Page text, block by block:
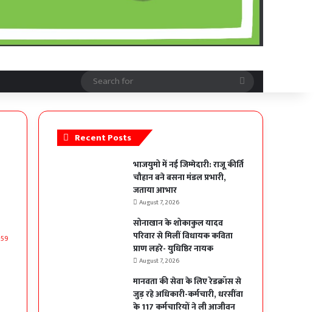
Search
59
Recent Posts
भाजयुमो में नई जिम्मेदारी: राजू कीर्ति
चौहान बने बसना मंडल प्रभारी,
जताया आभार
August 7, 2026
सोनाखान के शोकाकुल यादव
परिवार से मिलीं विधायक कविता
प्राण लहरे- युधिष्ठिर नायक
August 7, 2026
मानवता की सेवा के लिए रेडक्रॉस से
जुड़ रहे अधिकारी-कर्मचारी, धरसींवा
के 117 कर्मचारियों ने ली आजीवन